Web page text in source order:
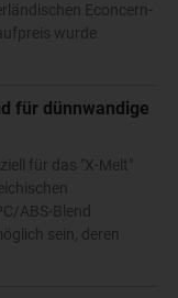
Econcern-
wurde
für dünnwandige
für das "X-Melt"
ABS-Blend
sein, deren